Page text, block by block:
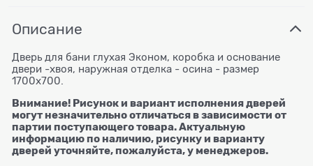
Описание
Дверь для бани глухая Эконом, коробка и основание
двери -хвоя, наружная отделка - осина - размер
1700х700.
Внимание! Рисунок и вариант исполнения дверей
могут незначительно отличаться в зависимости от
партии поступающего товара. Актуальную
информацию по наличию, рисунку и варианту
дверей уточняйте, пожалуйста, у менеджеров.